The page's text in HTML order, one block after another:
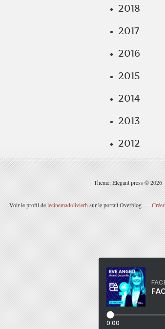
2018
2017
2016
2015
2014
2013
2012
Theme: Elegant press © 2026
Voir le profil delecinemadolivierhsur le portail Overblog
0:00